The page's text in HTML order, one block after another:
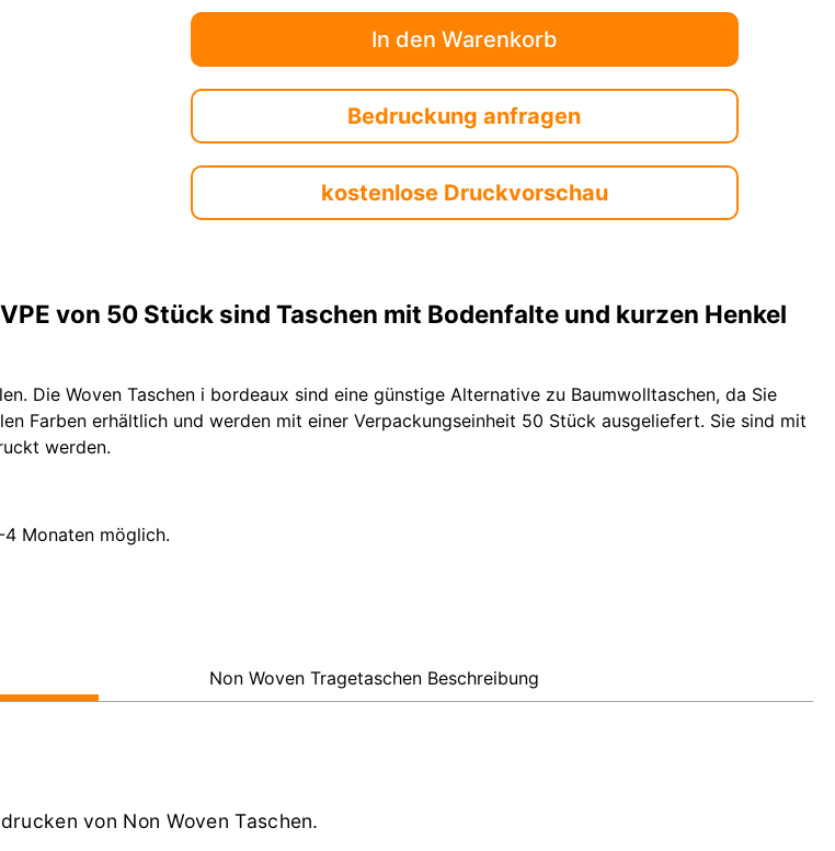
Bedruckung anfragen
kostenlose Druckvorschau
von 50 Stück sind Taschen mit Bodenfalte und kurzen Henkel
Die Woven Taschen i bordeaux sind eine günstige Alternative zu Baumwolltaschen, da Sie
Farben erhältlich und werden mit einer Verpackungseinheit 50 Stück ausgeliefert. Sie sind mit
werden.
Monaten möglich.
Non Woven Tragetaschen Beschreibung
von Non Woven Taschen.